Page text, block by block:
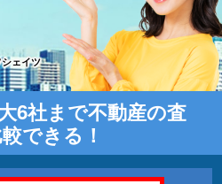
ェイツ
6社まで不動産の査
できる！